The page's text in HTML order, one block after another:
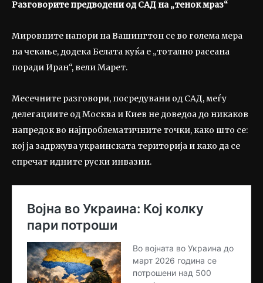
Разговорите предводени од САД на „тенок мраз“
Мировните напори на Вашингтон се во голема мера
на чекање, додека Белата куќа е „тотално расеана
поради Иран“, вели Марет.
Месечните разговори, посредувани од САД, меѓу
делегациите од Москва и Киев не доведоа до никаков
напредок во најпроблематичните точки, како што се:
кој ја задржува украинската територија и како да се
спречат идните руски инвазии.